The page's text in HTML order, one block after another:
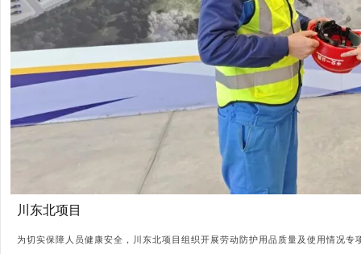
川东北项目
为切实保障人员健康安全，川东北项目组织开展劳动防护用品质量及使用情况